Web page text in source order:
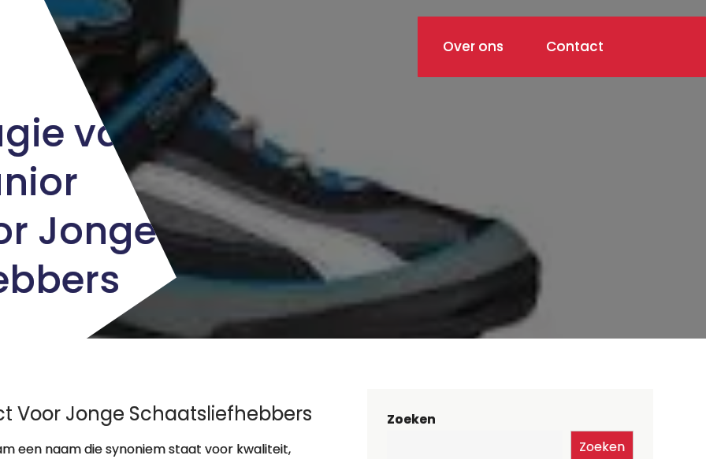
Over ons Contact
van
Jonge
Voor Jonge Schaatsliefhebbers
een naam die synoniem staat voor kwaliteit,
Zoeken
Zoeken